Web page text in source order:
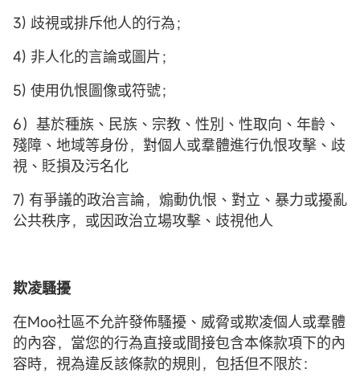
3) 歧視或排斥他人的行為；
4) 非人化的言論或圖片；
5) 使用仇恨圖像或符號；
6）基於種族、民族、宗教、性別、性取向、年齡、
殘障、地域等身份，對個人或羣體進行仇恨攻擊、歧
視、貶損及污名化
7) 有爭議的政治言論，煽動仇恨、對立、暴力或擾亂
公共秩序，或因政治立場攻擊、歧視他人
欺凌騷擾
在Moo社區不允許發佈騷擾、威脅或欺凌個人或羣體
的內容，當您的行為直接或間接包含本條款項下的內
容時，視為違反該條款的規則，包括但不限於：